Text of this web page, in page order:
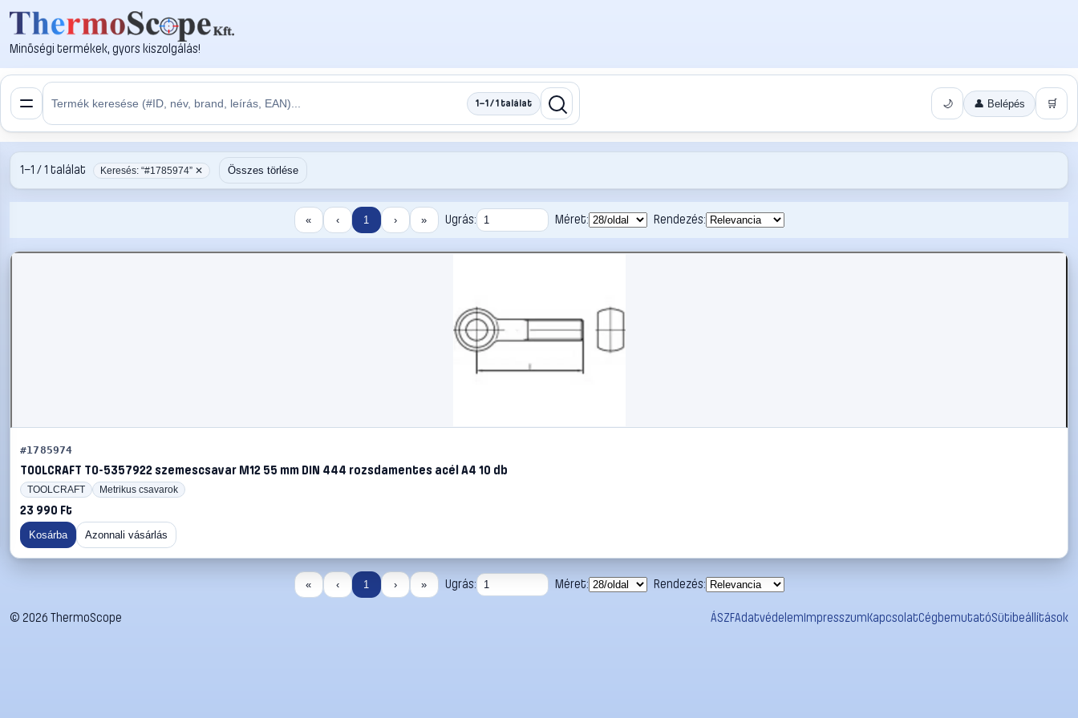
Minőségi termékek, gyors kiszolgálás!
1–1 / 1 találat 🌙 👤 Belépés 🛒
1–1 / 1 találat Keresés: “#1785974” ✕ Összes törlése
« ‹ 1 › » Ugrás: Méret: Rendezés:
#1785974
TOOLCRAFT TO-5357922 szemescsavar M12 55 mm DIN 444 rozsdamentes acél A4 10 db
TOOLCRAFT Metrikus csavarok
23 990 Ft
Kosárba Azonnali vásárlás
« ‹ 1 › » Ugrás: Méret: Rendezés:
© 2026 ThermoScope ÁSZFAdatvédelemImpresszumKapcsolatCégbemutatóSütibeállítások